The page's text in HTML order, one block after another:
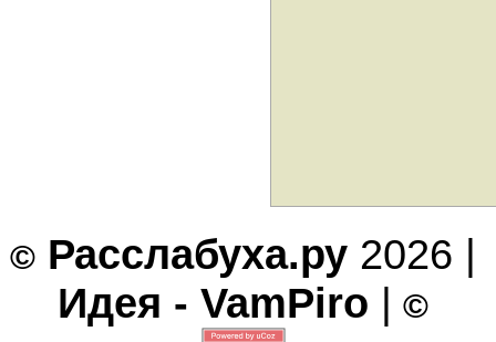
© Расслабуха.ру 2026 |
Идея - VamPiro | ©